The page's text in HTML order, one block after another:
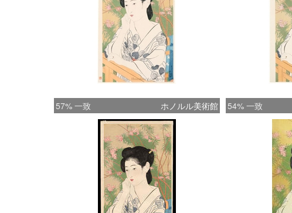
57% 一致 ホノルル美術館 54% 一致